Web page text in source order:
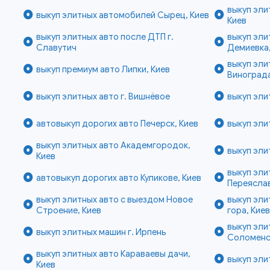
выкуп элитных автомобилей Сырец, Киев
выкуп
Киев
выкуп элитных авто после ДТП г.
Славутич
выкуп
выкуп премиум авто Липки, Киев
выкуп
выкуп элитных авто г. Вишнёвое
выкуп
автовыкуп дорогих авто Печерск, Киев
выкуп
выкуп элитных авто Академгородок,
Киев
выкуп
автовыкуп дорогих авто Куликове, Киев
выкуп
выкуп элитных авто с выездом Новое
Строение, Киев
выкуп
гора, Киев
выкуп элитных машин г. Ирпень
выкуп
выкуп элитных авто Караваевы дачи,
Киев
выкуп